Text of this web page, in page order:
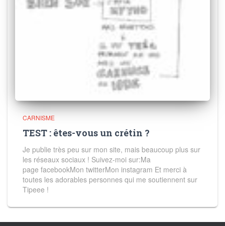
CARNISME
TEST : êtes-vous un crétin ?
Je publie très peu sur mon site, mais beaucoup plus sur
les réseaux sociaux ! Suivez-moi sur:Ma
page facebookMon twitterMon instagram Et merci à
toutes les adorables personnes qui me soutiennent sur
Tipeee !